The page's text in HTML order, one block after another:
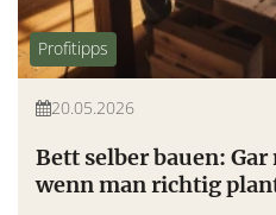
Profitipps
20.05.2026
Bett selber bauen:
wenn man richtig